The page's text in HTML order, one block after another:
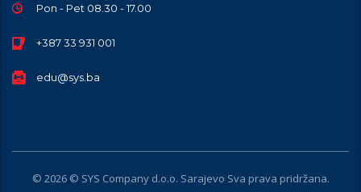
Pon - Pet 08.30 - 17.00
+387 33 931 001
edu@sys.ba
© 2026 © SYS Company d.o.o. Sarajevo Sva prava pridržana.